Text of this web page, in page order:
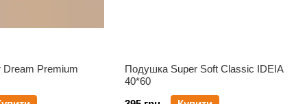
Premium
Подушка Super Soft Classic IDEIA
40*60